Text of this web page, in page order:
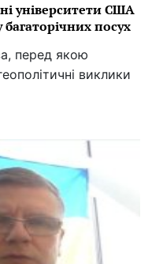
університети США
посух
перед якою
виклики